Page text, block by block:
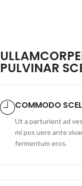
PULVINAR
COMMODO
Ut a parturient ad
mi pos uere ante
fermentum eros.